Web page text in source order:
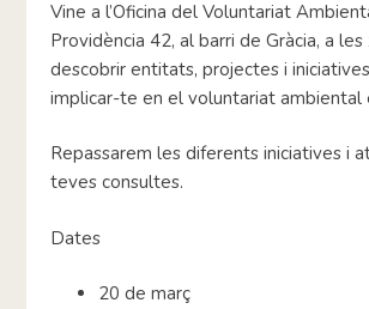
Vine a l’Oficina del Voluntariat
Providència 42, al barri de Gràcia, a
descobrir entitats, projectes i
implicar-te en el voluntariat ambiental
Repassarem les diferents iniciatives i
teves consultes.
Dates
20 de març